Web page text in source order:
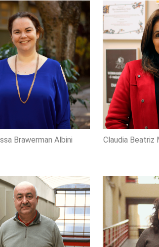
Brawerman Albini Claudia Beatriz